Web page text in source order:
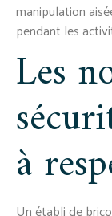
manipulation
pendant les
Les
à
Un établi de